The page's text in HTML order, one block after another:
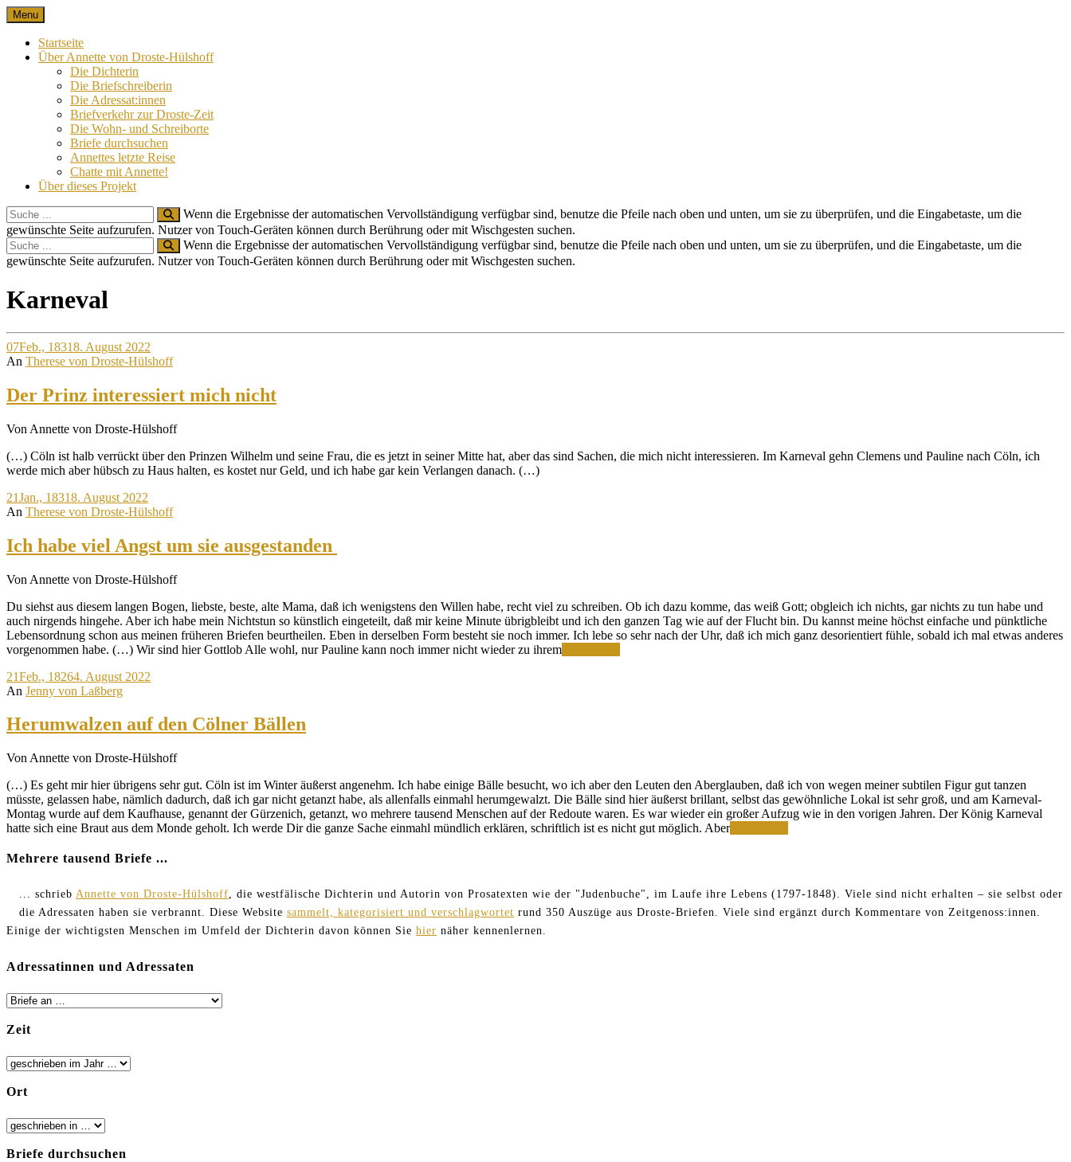
Skip
to
content
Nach 100 Jahren
Annette von Droste-Hülshoff in Briefen
Menu
Startseite
Über Annette von Droste-Hülshoff
Die Dichterin
Die Briefschreiberin
Die Adressat:innen
Briefverkehr zur Droste-Zeit
Die Wohn- und Schreiborte
Briefe durchsuchen
Annettes letzte Reise
Chatte mit Annette!
Über dieses Projekt
Search
for:
Wenn die Ergebnisse der automatischen Vervollständigung verfügbar sind, benutze die Pfeile nach oben und unten, um sie zu überprüfen, und die Eingabetaste, um die
gewünschte Seite aufzurufen. Nutzer von Touch-Geräten können durch Berührung oder mit Wischgesten suchen.
Search
for:
Wenn die Ergebnisse der automatischen Vervollständigung verfügbar sind, benutze die Pfeile nach oben und unten, um sie zu überprüfen, und die Eingabetaste, um die
gewünschte Seite aufzurufen. Nutzer von Touch-Geräten können durch Berührung oder mit Wischgesten suchen.
Site
Overlay
Karneval
07Feb., 18318. August 2022
An Therese von Droste-Hülshoff
Der Prinz interessiert mich nicht
Von Annette von Droste-Hülshoff
(…) Cöln ist halb verrückt über den Prinzen Wilhelm und seine Frau, die es jetzt in seiner Mitte hat, aber das sind Sachen, die mich nicht interessieren. Im Karneval gehn Clemens und Pauline nach Cöln, ich
werde mich aber hübsch zu Haus halten, es kostet nur Geld, und ich habe gar kein Verlangen danach. (…)
21Jan., 18318. August 2022
An Therese von Droste-Hülshoff
Ich habe viel Angst um sie ausgestanden
Von Annette von Droste-Hülshoff
Du siehst aus diesem langen Bogen, liebste, beste, alte Mama, daß ich wenigstens den Willen habe, recht viel zu schreiben. Ob ich dazu komme, das weiß Gott; obgleich ich nichts, gar nichts zu tun habe und
auch nirgends hingehe. Aber ich habe mein Nichtstun so künstlich eingeteilt, daß mir keine Minute übrigbleibt und ich den ganzen Tag wie auf der Flucht bin. Du kannst meine höchst einfache und pünktliche
Lebensordnung schon aus meinen früheren Briefen beurtheilen. Eben in derselben Form besteht sie noch immer. Ich lebe so sehr nach der Uhr, daß ich mich ganz desorientiert fühle, sobald ich mal etwas anderes
vorgenommen habe. (…) Wir sind hier Gottlob Alle wohl, nur Pauline kann noch immer nicht wieder zu ihrem
21Feb., 18264. August 2022
An Jenny von Laßberg
Herumwalzen auf den Cölner Bällen
Von Annette von Droste-Hülshoff
(…) Es geht mir hier übrigens sehr gut. Cöln ist im Winter äußerst angenehm. Ich habe einige Bälle besucht, wo ich aber den Leuten den Aberglauben, daß ich von wegen meiner subtilen Figur gut tanzen
müsste, gelassen habe, nämlich dadurch, daß ich gar nicht getanzt habe, als allenfalls einmahl herumgewalzt. Die Bälle sind hier äußerst brillant, selbst das gewöhnliche Lokal ist sehr groß, und am Karneval-
Montag wurde auf dem Kaufhause, genannt der Gürzenich, getanzt, wo mehrere tausend Menschen auf der Redoute waren. Es war wieder ein großer Aufzug wie in den vorigen Jahren. Der König Karneval
hatte sich eine Braut aus dem Monde geholt. Ich werde Dir die ganze Sache einmahl mündlich erklären, schriftlich ist es nicht gut möglich. Aber
Mehrere tausend Briefe ...
... schrieb Annette von Droste-Hülshoff, die westfälische Dichterin und Autorin von Prosatexten wie der "Judenbuche", im Laufe ihre Lebens (1797-1848). Viele sind nicht erhalten – sie selbst oder
die Adressaten haben sie verbrannt. Diese Website sammelt, kategorisiert und verschlagwortet rund 350 Auszüge aus Droste-Briefen. Viele sind ergänzt durch Kommentare von Zeitgenoss:innen.
Einige der wichtigsten Menschen im Umfeld der Dichterin davon können Sie hier näher kennenlernen.
Adressatinnen und Adressaten
Zeit
Ort
Briefe durchsuchen